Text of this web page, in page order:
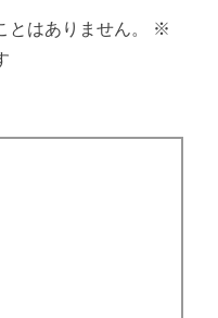
はありません。
※